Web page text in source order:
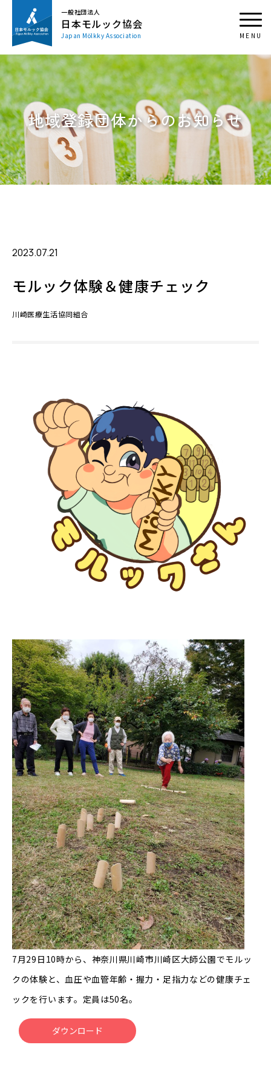
一般社団法人
日本モルック協会
Japan Mölkky Association
地域登録団体からのお知らせ
2023.07.21
モルック体験＆健康チェック
川崎医療生活協同組合
7月29日10時から、神奈川県川崎市川崎区大師公園でモルッ
クの体験と、血圧や血管年齢・握力・足指力などの健康チェ
ックを行います。定員は50名。
ダウンロード